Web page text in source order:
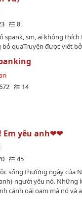
giả với "Nhật ký nuôi
truyện này không quá
truyện khác của Phi Cơ
Nữ chính bất cần
"ngủ" nam chính…
8
spank, sm, ai không thích
bỏ quaTruyện được viết
bản gốc ạ…
14
Em yêu anh❤❤
45
sống thường ngày của
người yêu nó. Những
cảnh oái oam mà nó và